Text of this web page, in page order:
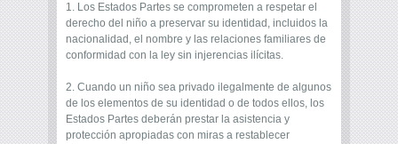
1. Los Estados Partes se comprometen a respetar el
derecho del niño a preservar su identidad, incluidos la
nacionalidad, el nombre y las relaciones familiares de
conformidad con la ley sin injerencias ilícitas.
2. Cuando un niño sea privado ilegalmente de algunos
de los elementos de su identidad o de todos ellos, los
Estados Partes deberán prestar la asistencia y
protección apropiadas con miras a restablecer